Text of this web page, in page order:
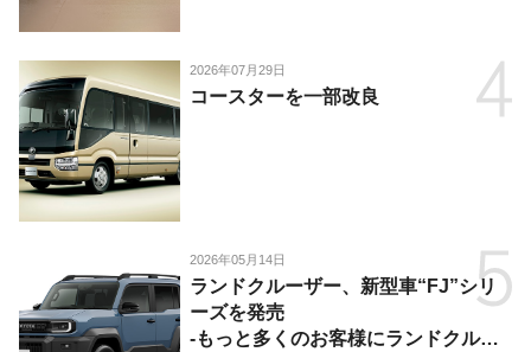
2026年07月29日
コースターを一部改良
2026年05月14日
ランドクルーザー、新型車“FJ”シリ
ーズを発売
-もっと多くのお客様にランドクルー